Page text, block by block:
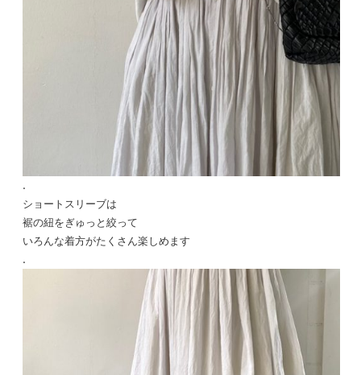
.
ショートスリーブは
裾の紐をぎゅっと絞って
いろんな着方がたくさん楽しめます
.